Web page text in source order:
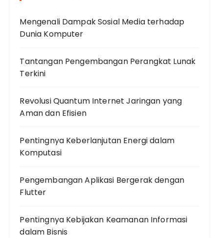
Mengenali Dampak Sosial Media terhadap
Dunia Komputer
Tantangan Pengembangan Perangkat Lunak
Terkini
Revolusi Quantum Internet Jaringan yang
Aman dan Efisien
Pentingnya Keberlanjutan Energi dalam
Komputasi
Pengembangan Aplikasi Bergerak dengan
Flutter
Pentingnya Kebijakan Keamanan Informasi
dalam Bisnis